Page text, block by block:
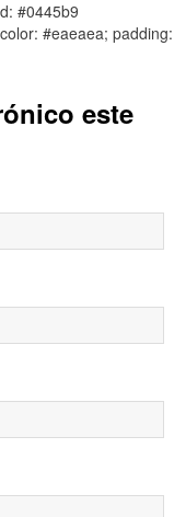
#0445b9
#eaeaea; padding:
este